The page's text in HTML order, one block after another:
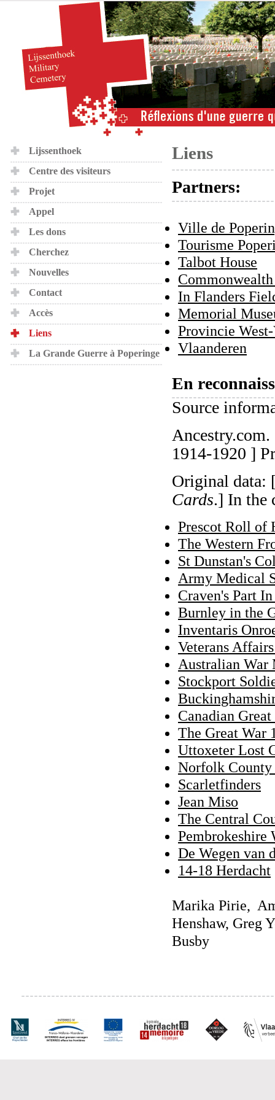
Lijssenthoek
Centre des visiteurs
Projet
Appel
Les dons
Cherchez
Nouvelles
Contact
Accès
Liens
La Grande Guerre à Poperinge
Liens
Partners:
Ville de
Tourisme
Talbot House
In Flanders
Memorial
Provincie
Vlaanderen
En
Source
1914-1920 ]
Original
Cards.] In the
Prescot Roll of
The Western
St Dunstan's
Army Medical
Craven's Part
Burnley in the
Inventaris
Veterans
Australian War
Stockport
Canadian
The Great War
Uttoxeter Lost
Norfolk
Scarletfinders
Jean Miso
The Central
Pembrokeshire
De Wegen van
14-18 Herdacht
Marika Pirie,
Henshaw, Greg
Busby